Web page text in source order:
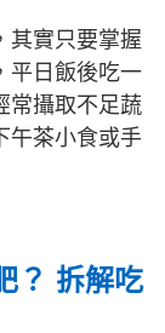
其實只要掌握
平日飯後吃一
常攝取不足蔬
午茶小食或手
？ 拆解吃